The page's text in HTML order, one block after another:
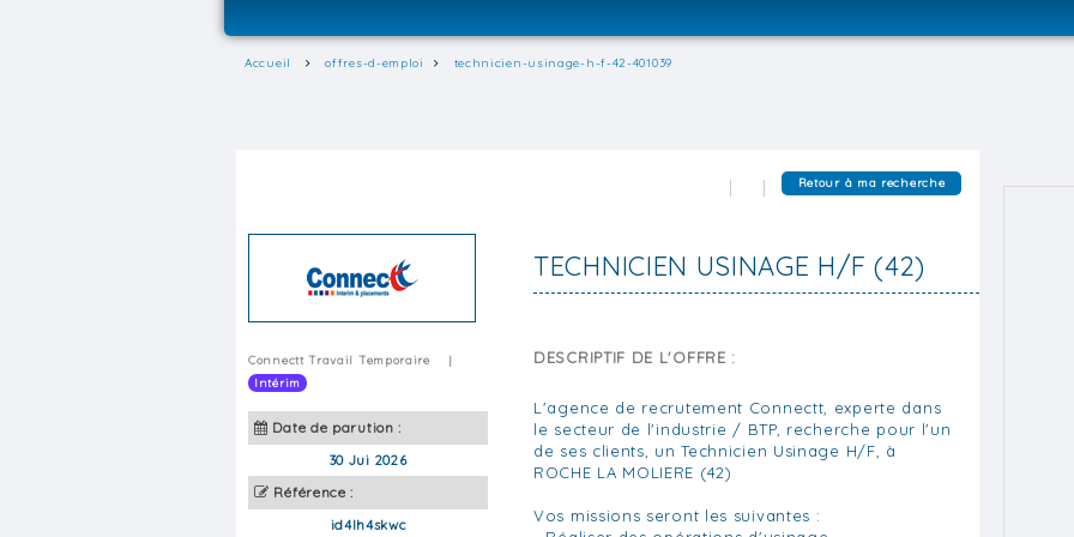
Accueil offres-d-emploi technicien-usinage-h-f-42-401039
Retour à ma recherche
TECHNICIEN USINAGE H/F (42)
Connectt Travail Temporaire
|
Intérim
Date de parution :
30 Jui 2026
Référence :
id4lh4skwc
DESCRIPTIF DE L'OFFRE :
L'agence de recrutement Connectt, experte dans
le secteur de l'industrie / BTP, recherche pour l'un
de ses clients, un Technicien Usinage H/F, à
ROCHE LA MOLIERE (42)
Vos missions seront les suivantes :